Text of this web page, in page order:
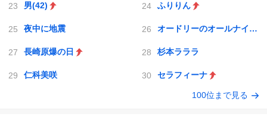
男(42) ふりりん
夜中に地震 オードリーのオールナイトニッポン
長崎原爆の日 杉本ラララ
仁科美咲 セラフィーナ
100位まで見る